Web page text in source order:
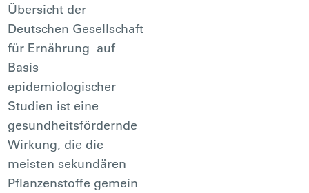
Übersicht der
Deutschen Gesellschaft
für Ernährung auf
Basis
epidemiologischer
Studien ist eine
gesundheitsfördernde
Wirkung, die die
meisten sekundären
Pflanzenstoffe gemein